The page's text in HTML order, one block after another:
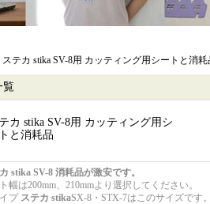
ステカ stika SV-8用 カッティング用シートと消耗
覧
カ stika SV-8用 カッティング用シ
と消耗品
stika SV-8 消耗品が激安です。
幅は200mm、210mmより選択してください。
プ ステカ stikaSX-8・STX-7はこのサイズです。